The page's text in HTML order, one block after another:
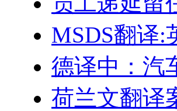
MSDS翻译:
德译中：汽
荷兰文翻译